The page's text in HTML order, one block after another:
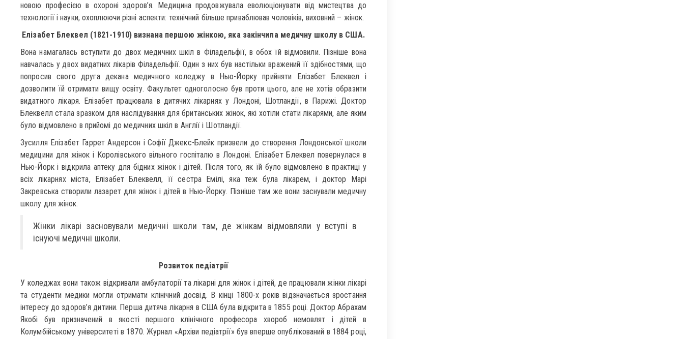
новою професією в охороні здоров’я. Медицина продовжувала еволюціонувати від мистецтва до
технології і науки, охоплюючи різні аспекти: технічний більше приваблював чоловіків, виховний – жінок.
Елізабет Блеквел (1821-1910) визнана першою жінкою, яка закінчила медичну школу в США.
Вона намагалась вступити до двох медичних шкіл в Філадельфії, в обох їй відмовили. Пізніше вона
навчалась у двох видатних лікарів Філадельфії. Один з них був настільки вражений її здібностями, що
попросив свого друга декана медичного коледжу в Нью-Йорку прийняти Елізабет Блеквел і
дозволити їй отримати вищу освіту. Факультет одноголосно був проти цього, але не хотів образити
видатного лікаря. Елізабет працювала в дитячих лікарнях у Лондоні, Шотландії, в Парижі. Доктор
Блеквелл стала зразком для наслідування для британських жінок, які хотіли стати лікарями, але яким
було відмовлено в прийомі до медичних шкіл в Англії і Шотландії.
Зусилля Елізабет Гаррет Андерсон і Софії Джекс-Блейк призвели до створення Лондонської школи
медицини для жінок і Королівського вільного госпіталю в Лондоні. Елізабет Блеквел повернулася в
Нью-Йорк і відкрила аптеку для бідних жінок і дітей. Після того, як їй було відмовлено в практиці у
всіх лікарнях міста, Елізабет Блеквелл, її сестра Емілі, яка теж була лікарем, і доктор Марі
Закревська створили лазарет для жінок і дітей в Нью-Йорку. Пізніше там же вони заснували медичну
школу для жінок.
Жінки лікарі засновували медичні школи там, де жінкам відмовляли у вступі в
існуючі медичні школи.
Розвиток педіатрії
У коледжах вони також відкривали амбулаторії та лікарні для жінок і дітей, де працювали жінки лікарі
та студенти медики могли отримати клінічний досвід. В кінці 1800-х років відзначається зростання
інтересу до здоров’я дитини. Перша дитяча лікарня в США була відкрита в 1855 році. Доктор Абрахам
Якобі був призначений в якості першого клінічного професора хвороб немовлят і дітей в
Колумбійському університеті в 1870. Журнал «Архіви педіатрії» був вперше опублікований в 1884 році,